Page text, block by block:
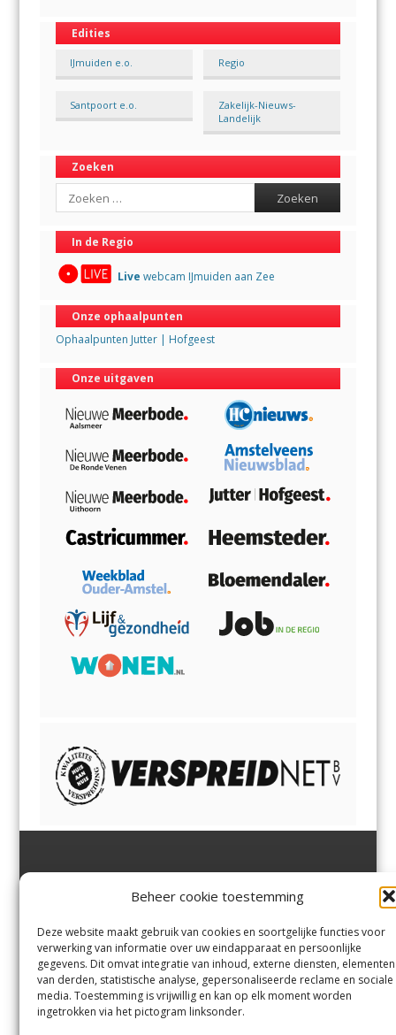
Beheer cookie toestemming
Deze website maakt gebruik van cookies en soortgelijke functies voor
verwerking van informatie over uw eindapparaat en persoonlijke
gegevens. Dit omvat integratie van inhoud, externe diensten, elementen
van derden, statistische analyse, gepersonaliseerde reclame en sociale
media. Toestemming is vrijwillig en kan op elk moment worden
ingetrokken via het pictogram linksonder.
Edities
IJmuiden e.o. Regio
Santpoort e.o.
Zakelijk-Nieuws-
Landelijk
Zoeken
Search
In de Regio
Live webcam IJmuiden aan Zee
Onze ophaalpunten
Ophaalpunten Jutter | Hofgeest
Onze uitgaven
Margadantstraat 34
0255-533900
info@jutter.nlofinfo@hofgee
st.nl
Velserbroek,Velsen-Zuid,
Zuid,Driehuisen
Spaarnwoude.
Contact
Andere uitgaven